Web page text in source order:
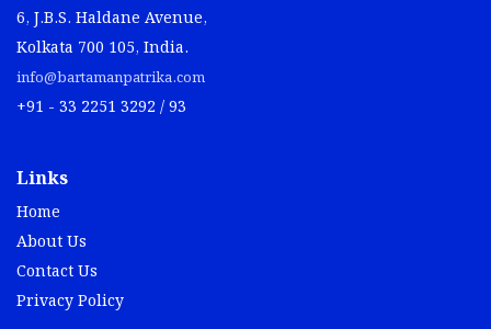
6, J.B.S. Haldane Avenue,
Kolkata 700 105, India.
info@bartamanpatrika.com
+91 - 33 2251 3292 / 93
Links
Home
About Us
Contact Us
Privacy Policy